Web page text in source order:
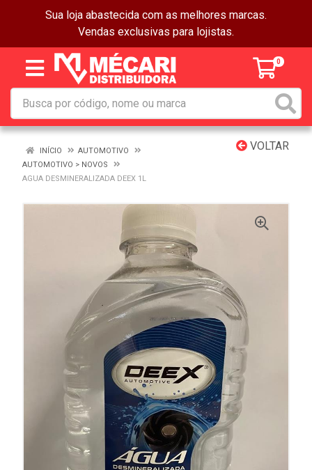
Sua loja abastecida com as melhores marcas.
Vendas exclusivas para lojistas.
0
VOLTAR
INÍCIO
AUTOMOTIVO
AUTOMOTIVO > NOVOS
AGUA DESMINERALIZADA DEEX 1L